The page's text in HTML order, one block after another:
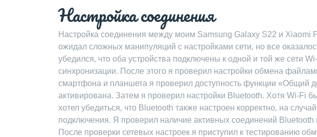
Настройка соединения
Настройка соединения между моим Samsung Galaxy S22 и Xiaomi
ожидал сложных манипуляций с настройками сети‚ но все
убедился‚ что оба устройства подключены к одной и той же сети
синхронизации. После этого я проверил настройки обмена
смартфона и планшета я проверил доступность функции «Общий
активирована. Затем я проверил настройки Bluetooth. Хотя Wi-Fi
хотел убедиться‚ что Bluetooth также настроен корректно‚ на
подключения. Я проверил наличие активных соединений Bluetooth
После проверки сетевых настроек я приступил к тестированию